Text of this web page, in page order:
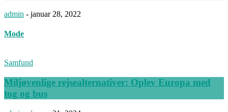
admin - januar 28, 2022
Mode
Samfund
Miljøvenlige rejsealternativer: Oplev Europa med
tog og bus